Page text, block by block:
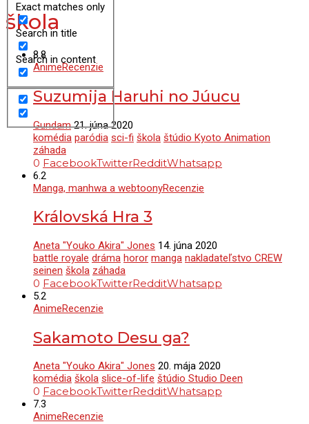
Exact matches only
Search in title
Search in content
škola
8.8
AnimeRecenzie
Suzumija Haruhi no Júucu
Gundam 21. júna 2020
komédia paródia sci-fi škola štúdio Kyoto Animation
záhada
0 FacebookTwitterRedditWhatsapp
6.2
Manga, manhwa a webtoonyRecenzie
Královská Hra 3
Aneta "Youko Akira" Jones 14. júna 2020
battle royale dráma horor manga nakladateľstvo CREW
seinen škola záhada
0 FacebookTwitterRedditWhatsapp
5.2
AnimeRecenzie
Sakamoto Desu ga?
Aneta "Youko Akira" Jones 20. mája 2020
komédia škola slice-of-life štúdio Studio Deen
0 FacebookTwitterRedditWhatsapp
7.3
AnimeRecenzie